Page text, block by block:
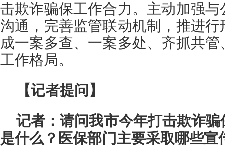
击欺诈骗保工作合力。主动加强
沟通，完善监管联动机制，推进
成一案多查、一案多处、齐抓共
工作格局。
【记者提问】
记者：请问我市今年打击欺诈
是什么？医保部门主要采取哪些宣